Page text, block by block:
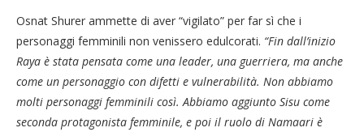
Osnat Shurer ammette di aver “vigilato” per far sì che i
personaggi femminili non venissero edulcorati. “Fin dall’inizio
Raya è stata pensata come una leader, una guerriera, ma anche
come un personaggio con difetti e vulnerabilità. Non abbiamo
molti personaggi femminili così. Abbiamo aggiunto Sisu come
seconda protagonista femminile, e poi il ruolo di Namaari è